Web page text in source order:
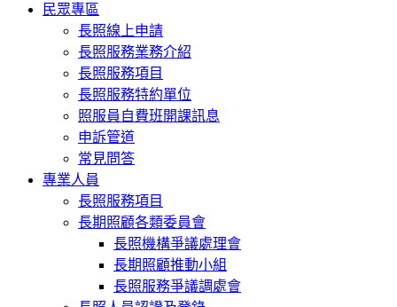
民眾專區
長照線上申請
長照服務業務介紹
長照服務項目
長照服務特約單位
照服員自費班開課訊息
申訴管道
常見問答
專業人員
長照服務項目
長期照顧各類委員會
長照機構爭議處理會
長期照顧推動小組
長照服務爭議調處會